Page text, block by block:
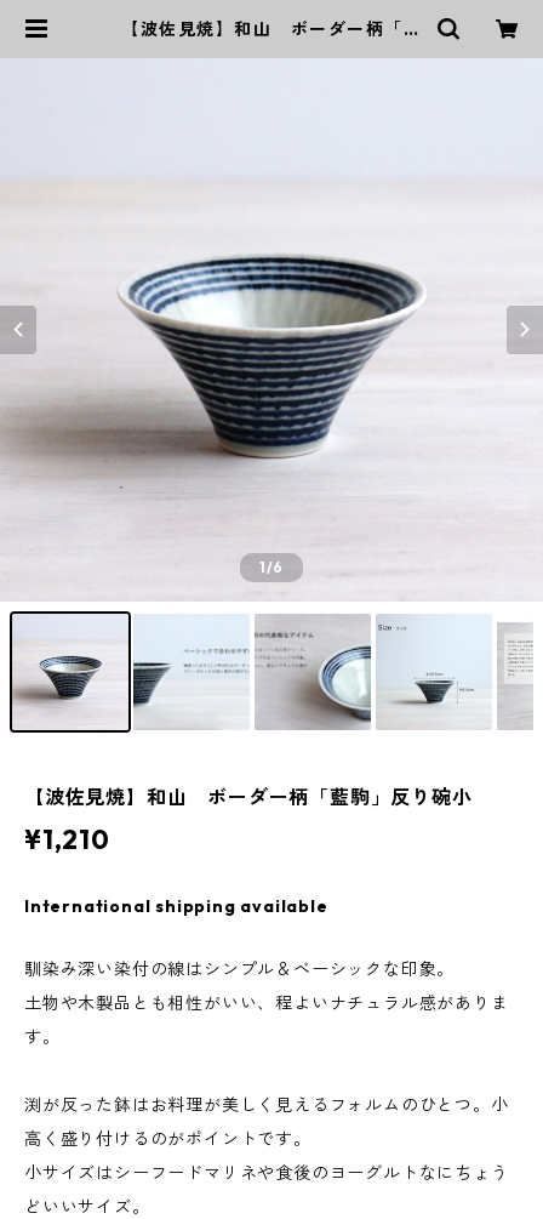
【波佐見焼】和山 ボーダー柄「藍
1/6
【波佐見焼】和山 ボーダー柄「藍駒」反り碗小
¥1,210
International shipping available
馴染み深い染付の線はシンプル＆ベーシックな印象。
土物や木製品とも相性がいい、程よいナチュラル感がありま
す。
渕が反った鉢はお料理が美しく見えるフォルムのひとつ。小
高く盛り付けるのがポイントです。
小サイズはシーフードマリネや食後のヨーグルトなにちょう
どいいサイズ。